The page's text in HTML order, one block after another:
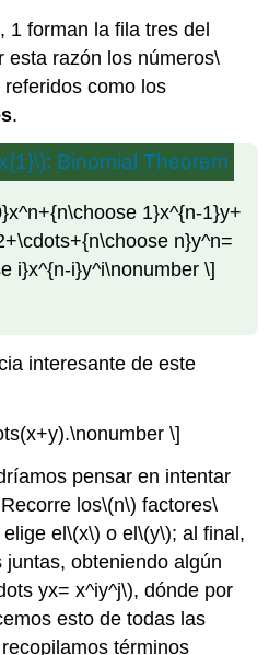
1 forman la fila tres del
esta razón los números\
como los
.
: Binomial Theorem
1}x^{n-1}y+
n}y^n=
i}x^{n-i}y^i\nonumber \]
interesante de este
\]
pensar en intentar
los\(n\) factores\
el\(x\) o el\(y\); al final,
obteniendo algún
yx= x^iy^j\), dónde por
esto de todas las
términos